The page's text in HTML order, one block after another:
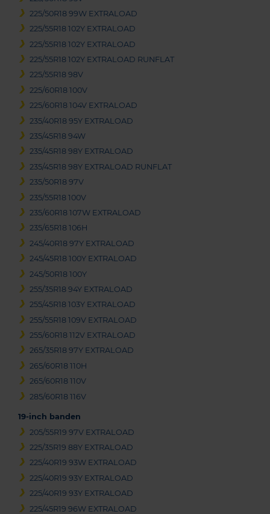
225/50R18 99W EXTRALOAD
225/55R18 102Y EXTRALOAD
225/55R18 102Y EXTRALOAD
225/55R18 102Y EXTRALOAD RUNFLAT
225/55R18 98V
225/60R18 100V
225/60R18 104V EXTRALOAD
235/40R18 95Y EXTRALOAD
235/45R18 94W
235/45R18 98Y EXTRALOAD
235/45R18 98Y EXTRALOAD RUNFLAT
235/50R18 97V
235/55R18 100V
235/60R18 107W EXTRALOAD
235/65R18 106H
245/40R18 97Y EXTRALOAD
245/45R18 100Y EXTRALOAD
245/50R18 100Y
255/35R18 94Y EXTRALOAD
255/45R18 103Y EXTRALOAD
255/55R18 109V EXTRALOAD
255/60R18 112V EXTRALOAD
265/35R18 97Y EXTRALOAD
265/60R18 110H
265/60R18 110V
285/60R18 116V
19-inch banden
205/55R19 97V EXTRALOAD
225/35R19 88Y EXTRALOAD
225/40R19 93W EXTRALOAD
225/40R19 93Y EXTRALOAD
225/40R19 93Y EXTRALOAD
225/45R19 96W EXTRALOAD